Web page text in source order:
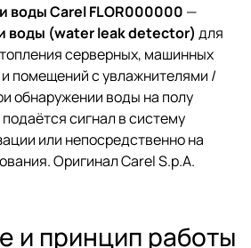
воды Carel FLOR000000 —
воды (water leak detector) для
серверных, машинных
помещений с увлажнителями /
обнаружении воды на полу
сигнал в систему
или непосредственно на
Оригинал Carel S.p.A.
и принцип работы